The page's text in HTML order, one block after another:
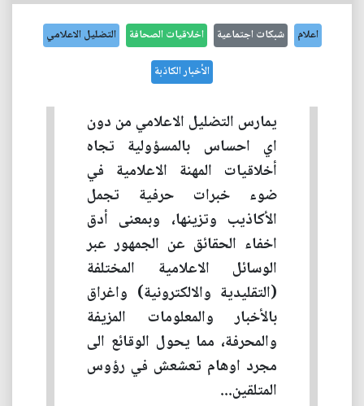
اعلام شبكات اجتماعية اخلاقيات الصحافة التضليل الاعلامي
الأخبار الكاذبة
يمارس التضليل الاعلامي من دون
اي احساس بالمسؤولية تجاه
أخلاقيات المهنة الاعلامية في
ضوء خبرات حرفية تجمل
الأكاذيب وتزينها، وبمعنى أدق
اخفاء الحقائق عن الجمهور عبر
الوسائل الاعلامية المختلفة
(التقليدية والالكترونية) واغراق
بالأخبار والمعلومات المزيفة
والمحرفة، مما يحول الوقائع الى
مجرد اوهام تعشعش في رؤوس
المتلقين...